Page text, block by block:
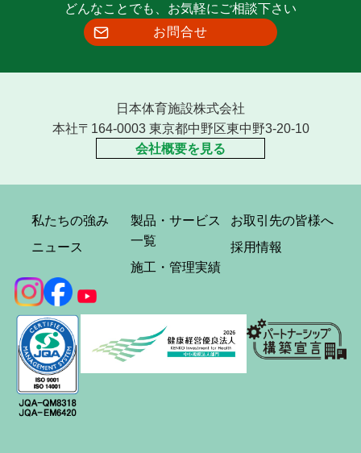
どんなことでも、お気軽にご相談下さい
お問合せ
日本体育施設株式会社
本社〒164-0003 東京都中野区東中野3-20-10
会社概要を見る
私たちの強み
ニュース
製品・サービス
一覧
施工・管理実績
お取引先の皆様へ
採用情報